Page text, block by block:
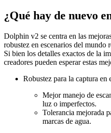
¿Qué hay de nuevo
Dolphin v2 se centra en las
robustez en escenarios del
Si bien los detalles exactos de la
creadores pueden esperar estas
Robustez para la captura en
Mejor manejo de
luz o imperfectos.
Tolerancia mejorada
marcas de agua.